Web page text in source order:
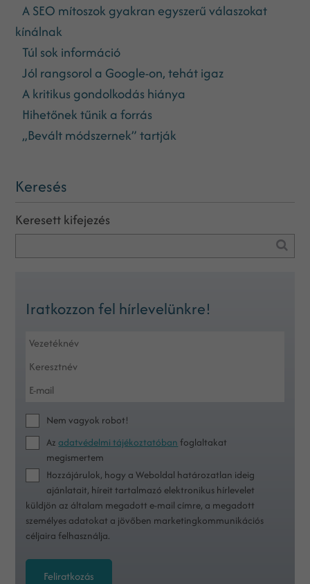
A SEO mítoszok gyakran egyszerű válaszokat
kínálnak
Túl sok információ
Jól rangsorol a Google-on, tehát igaz
A kritikus gondolkodás hiánya
Hihetőnek tűnik a forrás
„Bevált módszernek” tartják
Keresés
Keresett kifejezés
Iratkozzon fel hírlevelünkre!
Nem vagyok robot!
Azadatvédelmi tájékoztatóban foglaltakat
megismertem
Hozzájárulok, hogy a Weboldal határozatlan ideig
ajánlatait, híreit tartalmazó elektronikus hírlevelet
küldjön az általam megadott e-mail címre, a megadott
személyes adatokat a jövőben marketingkommunikációs
céljaira felhasználja.
Feliratkozás